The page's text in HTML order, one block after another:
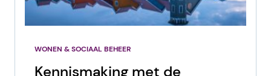
WONEN & SOCIAAL BEHEER
Kennismaking met de